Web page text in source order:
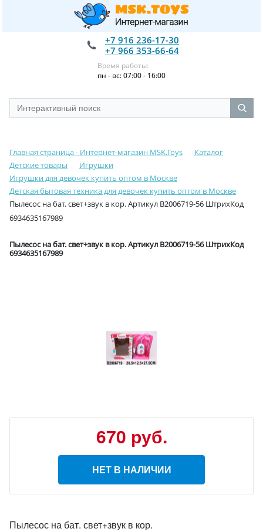
+7 916 236-17-30
+7 966 353-66-64
Время работы:
пн - вс: 07:00 - 16:00
Главная страница - Интернет-магазин MSK.Toys
Каталог
Детские товары
Игрушки
Игрушки для девочек купить оптом в Москве
Детская бытовая техника для девочек купить оптом в Москве
Пылесос на бат. свет+звук в кор. Артикул B2006719-56 ШтрихКод
6934635167989
Пылесос на бат. свет+звук в кор. Артикул B2006719-56 ШтрихКод
6934635167989
670 руб.
НЕТ В НАЛИЧИИ
Пылесос на бат. свет+звук в кор.